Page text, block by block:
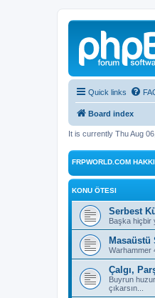
Quick links
Board index
It is currently Thu Aug
FRPWORLD.COM
KONU ÖTESI
Serbest
Başka hiçbir
Masaüstü
Warhammer
Çalgı,
Buyrun
çıkarsın...